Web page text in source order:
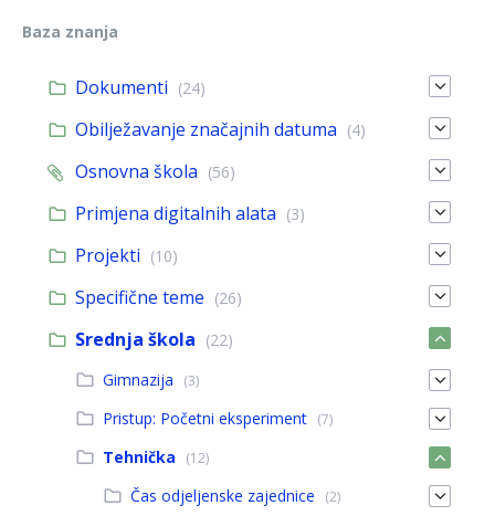
Baza znanja
Dokumenti (24)
Obilježavanje značajnih datuma (4)
Osnovna škola (56)
Primjena digitalnih alata (3)
Projekti (10)
Specifične teme (26)
Srednja škola (22)
Gimnazija
(3)
Pristup: Početni eksperiment (7)
Tehnička (12)
Čas odjeljenske zajednice (2)